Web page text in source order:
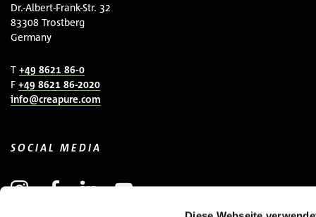
Dr.-Albert-Frank-Str. 32
83308 Trostberg
Germany
T +49 8621 86-0
F +49 8621 86-2020
info@creapure.com
SOCIAL MEDIA